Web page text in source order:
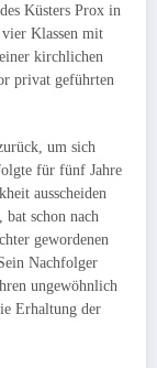
Küsters Prox in
Klassen mit
kirchlichen
privat geführten
um sich
für fünf Jahre
ausscheiden
schon nach
gewordenen
Nachfolger
ungewöhnlich
Erhaltung der